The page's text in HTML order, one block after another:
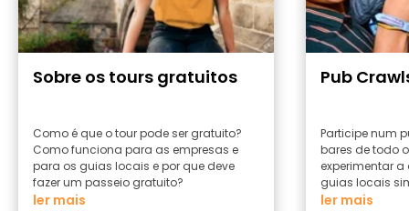
Sobre os tours gratuitos
Como é que o tour pode ser gratuito?
Como funciona para as empresas e
para os guias locais e por que deve
fazer um passeio gratuito?
ler mais
Pub
Participe num
bares de todo
experimentar
guias locais
ler mais